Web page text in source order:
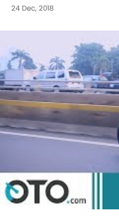
24 Dec, 2018